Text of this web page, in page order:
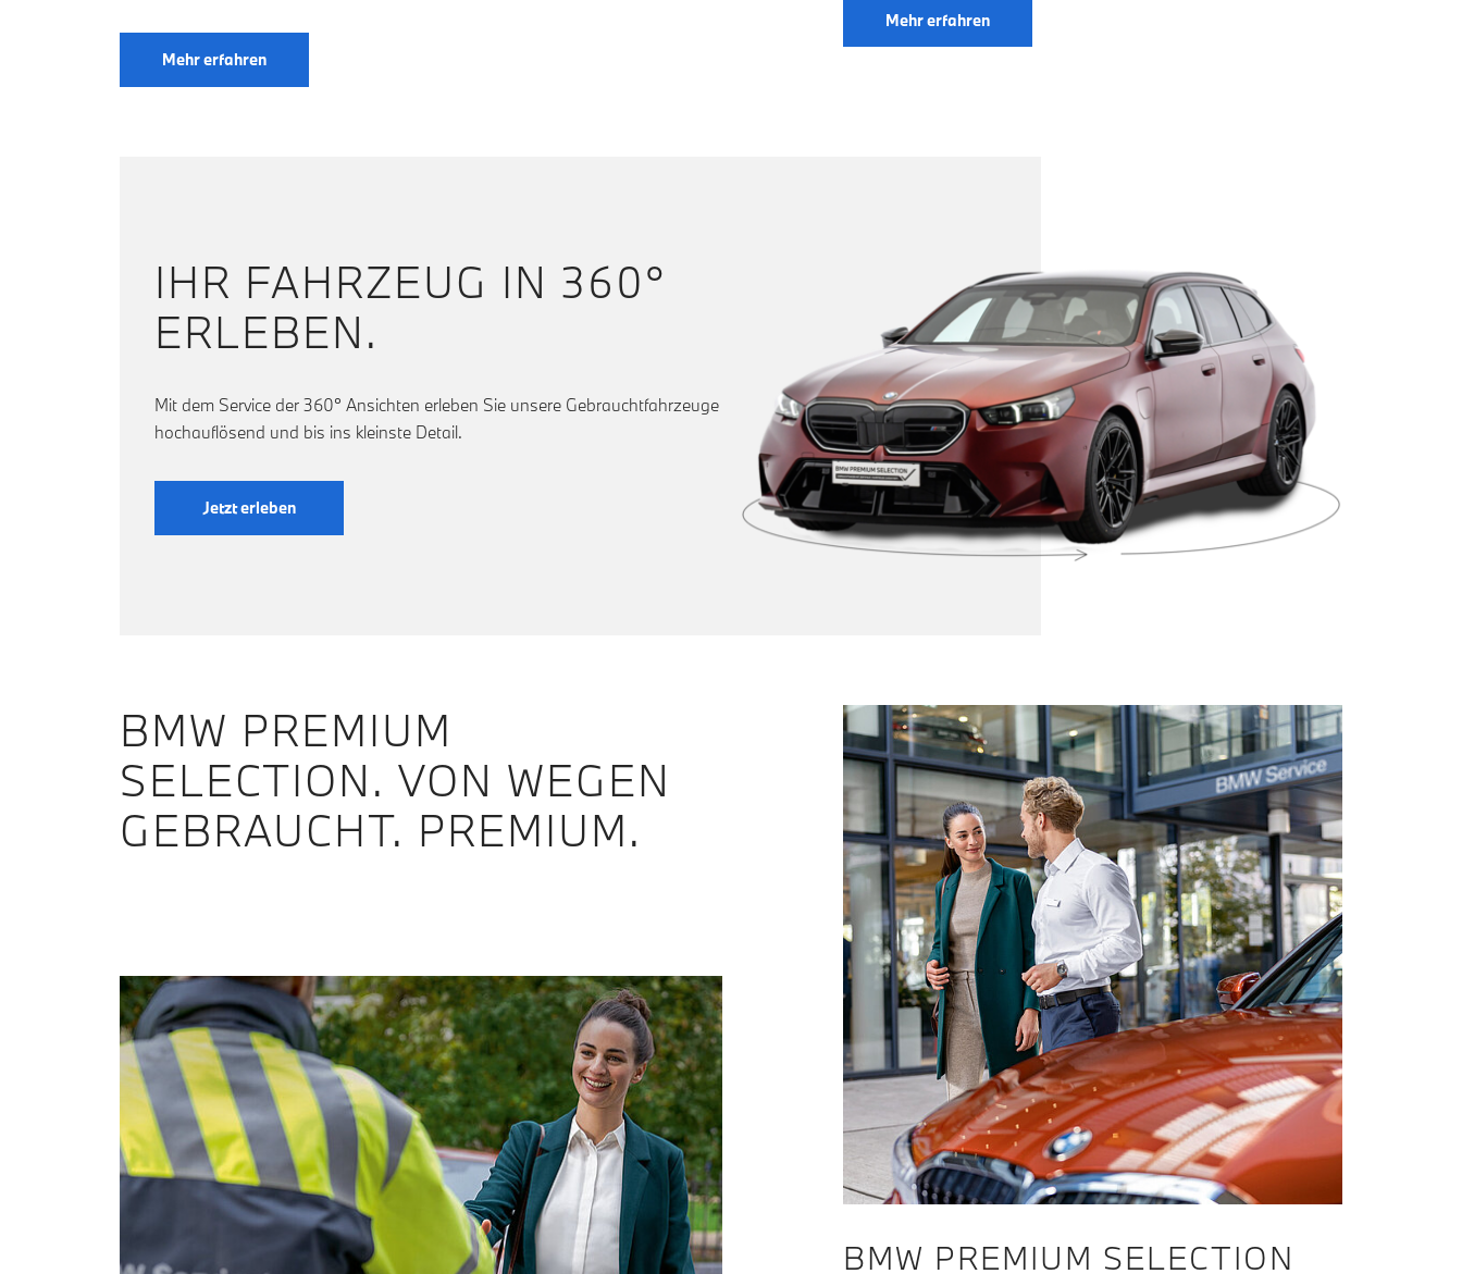
Mehr erfahren
Mehr erfahren
IHR FAHRZEUG IN 360°
ERLEBEN.
Mit dem Service der 360° Ansichten erleben Sie unsere Gebrauchtfahrzeuge
hochauflösend und bis ins kleinste Detail.
Jetzt erleben
BMW PREMIUM
SELECTION. VON WEGEN
GEBRAUCHT. PREMIUM.
BMW PREMIUM SELECTION